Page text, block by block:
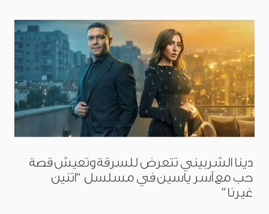
دينا الشربيني تتعرض للسرقة وتعيش قصة
حب مع آسر ياسين في مسلسل “اتنين
غيرنا”